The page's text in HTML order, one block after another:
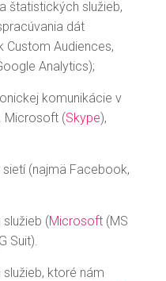
štatistických služieb,
dát
Custom Audiences,
Analytics);
komunikácie v
Microsoft (Skype),
(najmä Facebook,
(Microsoft (MS
Suit).
ktoré nám